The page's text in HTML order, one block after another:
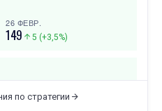
26 ФЕВР.
149 5 (+3,5%)
144 10 (+7,5%)
по стратегии